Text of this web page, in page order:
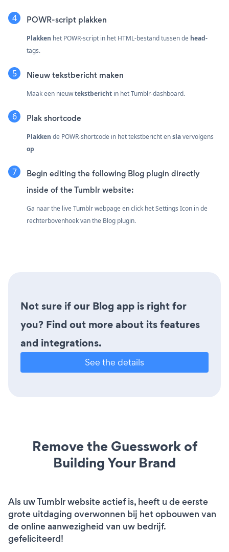
POWR-script plakken
Plakken het POWR-script in het HTML-bestand tussen de head-
tags.
Nieuw tekstbericht maken
Maak een nieuwtekstbericht in het Tumblr-dashboard.
Plak shortcode
Plakken de POWR-shortcode in het tekstbericht enslavervolgens
op
Begin editing the following Blog plugin directly
inside of the Tumblr website:
Ga naar the live Tumblr webpage en click het Settings Icon in de
rechterbovenhoek van the Blog plugin.
Not sure if our Blog app is right for
you? Find out more about its features
and integrations.
See the details
Remove the Guesswork of
Building Your Brand
Als uw Tumblr website actief is, heeft u de eerste
grote uitdaging overwonnen bij het opbouwen van
de online aanwezigheid van uw bedrijf.
gefeliciteerd!